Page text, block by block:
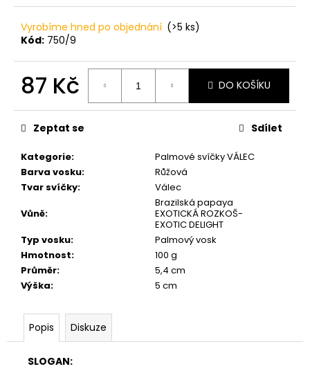
Vyrobíme hned po objednání (>5 ks)
Kód: 750/9
87 Kč
cena:
DO KOŠÍKU
Kategorie:
Palmové svíčky VÁLEC
Barva vosku:
Růžová
Tvar svíčky:
Válec
Vůně:
Brazilská papaya
EXOTICKÁ ROZKOŠ-
EXOTIC DELIGHT
Typ vosku:
Palmový vosk
Hmotnost:
100 g
Průměr:
5,4 cm
Výška: 5 cm
Zeptat se Sdílet
Popis Diskuze
SLOGAN:
o
u
č
m
e
PŘÍRODNÍ
VONNÁ
SÓJOVÁ
SET
10
KS
ČAJOVÝCH
PLECHU
-
VŮNĚ